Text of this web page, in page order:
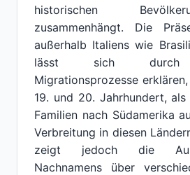
historischen
zusammenhängt. Die
außerhalb Italiens wie
lässt sich durch
Migrationsprozesse
19. und 20. Jahrhundert,
Familien nach Südamerika
Verbreitung in diesen
zeigt jedoch die
Nachnamens über